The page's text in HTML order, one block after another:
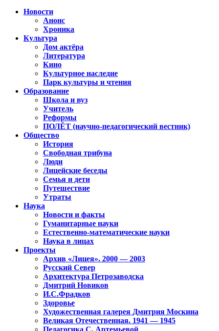
Новости
Анонс
Хроника
Культура
Дом актёра
Литература
Кино
Культурное наследие
Парк культуры и чтения
Образование
Школа и вуз
Учитель
Реформы
ПОЛЁТ (научно-педагогический вестник)
Общество
История
Свободная трибуна
Люди
Лицейские беседы
Семья и дети
Путешествие
Утраты
Наука
Новости и факты
Гуманитарные науки
Естественно-математические науки
Наука в лицах
Проекты
Архив «Лицея». 2000 — 2003
Русский Север
Архитектура Петрозаводска
Дмитрий Новиков
И.С.Фрадков
Здоровье
Художественная галерея Дмитрия Москина
Великая Отечественная. 1941 — 1945